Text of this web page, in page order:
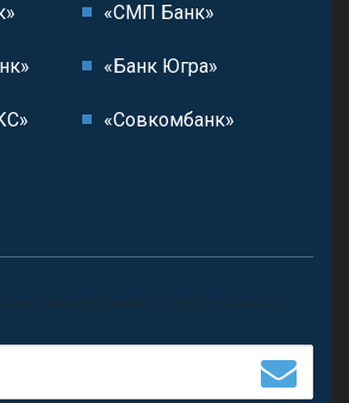
«СМП Банк»
«Банк Югра»
«Совкомбанк»
обновления и предложения.